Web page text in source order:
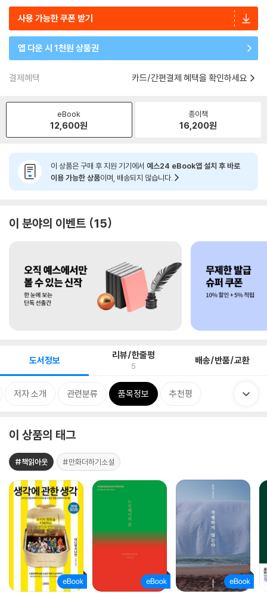
사용 가능한 쿠폰 받기
앱 다운 시 1천원 상품권
결제혜택 카드/간편결제 혜택을 확인하세요
eBook
12,600원
종이책
16,200원
이 상품은 구매 후 지원 기기에서 예스24 eBook앱 설치 후 바로
이용 가능한 상품이며, 배송되지 않습니다.
이 분야의 이벤트 15
도서정보 리뷰/한줄평
5 배송/반품/교환
저자 소개 관련분류 품목정보 추천평
이 상품의 태그
#책읽아웃 #만화더하기소설